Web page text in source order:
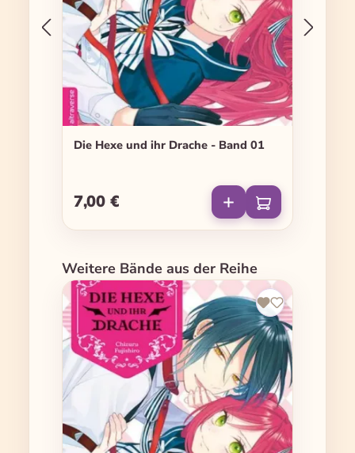
Die Hexe und ihr Drache - Band 01
Regulärer Preis:
7,00 €
Produktgalerie überspringen
Weitere Bände aus der Reihe